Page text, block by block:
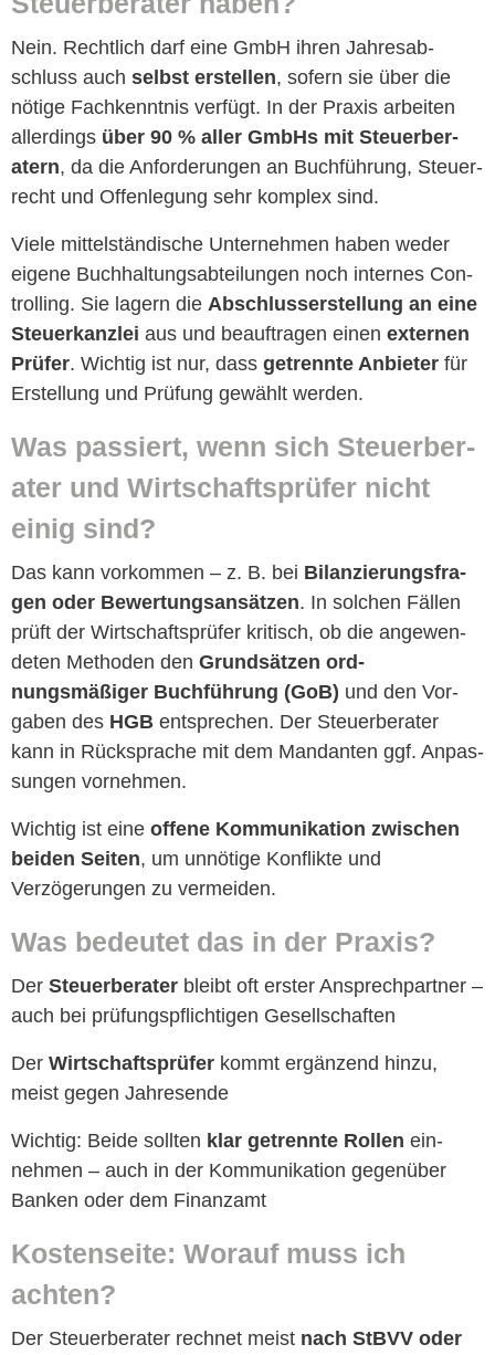
Nein. Rechtlich darf eine GmbH ihren Jahresab­
schluss auch selb­st erstellen, sofern sie über die
nötige Fachken­nt­nis ver­fügt. In der Prax­is arbeit­en
allerd­ings über 90 % aller GmbHs mit Steuer­ber­
atern, da die Anforderun­gen an Buch­führung, Steuer­
recht und Offen­le­gung sehr kom­plex sind.
Viele mit­tel­ständis­che Unternehmen haben wed­er
eigene Buch­hal­tungsabteilun­gen noch internes Con­
trol­ling. Sie lagern die Abschlusser­stel­lung an eine
Steuerkan­zlei aus und beauf­tra­gen einen exter­nen
Prüfer. Wichtig ist nur, dass getren­nte Anbi­eter für
Erstel­lung und Prü­fung gewählt werden.
Was passiert, wenn sich Steuer­ber­
ater und Wirtschaft­sprüfer nicht
einig sind?
Das kann vorkom­men – z. B. bei Bilanzierungs­fra­
gen oder Bew­er­tungsan­sätzen. In solchen Fällen
prüft der Wirtschaft­sprüfer kri­tisch, ob die angewen­
de­ten Meth­o­d­en den Grund­sätzen ord­
nungsmäßiger Buch­führung (GoB) und den Vor­
gaben des HGB entsprechen. Der Steuer­ber­ater
kann in Rück­sprache mit dem Man­dan­ten ggf. Anpas­
sun­gen vornehmen.
Wichtig ist eine offene Kom­mu­nika­tion zwis­chen
bei­den Seit­en, um unnötige Kon­flik­te und
Verzögerun­gen zu vermeiden.
Was bedeutet das in der Praxis?
Der Steuer­ber­ater bleibt oft erster Ansprech­part­ner –
auch bei prü­fungspflichti­gen Gesellschaften
Der Wirtschaft­sprüfer kommt ergänzend hinzu,
meist gegen Jahresende
Wichtig: Bei­de soll­ten klar getren­nte Rollen ein­
nehmen – auch in der Kom­mu­nika­tion gegenüber
Banken oder dem Finanzamt
Kosten­seite: Worauf muss ich
achten?
Der Steuer­ber­ater rech­net meist nach StBVV oder